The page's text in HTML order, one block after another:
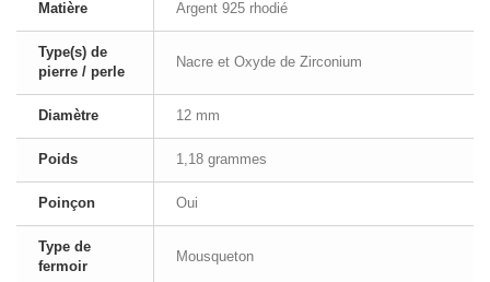
Matière Argent 925 rhodié
Type(s) de
pierre / perle
Nacre et Oxyde de Zirconium
Diamètre 12 mm
Poids 1,18 grammes
Poinçon Oui
Type de
fermoir
Mousqueton